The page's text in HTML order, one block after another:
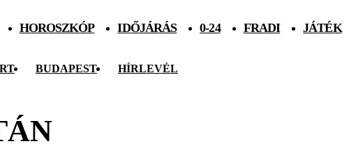
HOROSZKÓP IDŐJÁRÁS 0-24 FRADI JÁTÉK
BUDAPEST HÍRLEVÉL